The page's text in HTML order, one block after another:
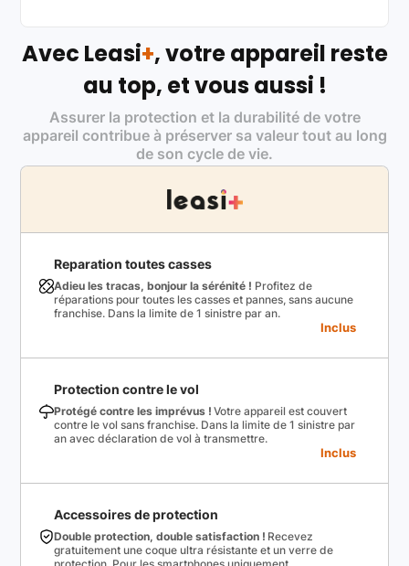
Avec Leasi+, votre appareil reste
au top, et vous aussi !
Assurer la protection et la durabilité de votre
appareil contribue à préserver sa valeur tout au long
de son cycle de vie.
Reparation toutes casses
Adieu les tracas, bonjour la sérénité ! Profitez de
réparations pour toutes les casses et pannes, sans aucune
franchise. Dans la limite de 1 sinistre par an.
Inclus
Protection contre le vol
Protégé contre les imprévus ! Votre appareil est couvert
contre le vol sans franchise. Dans la limite de 1 sinistre par
an avec déclaration de vol à transmettre.
Inclus
Accessoires de protection
Double protection, double satisfaction ! Recevez
gratuitement une coque ultra résistante et un verre de